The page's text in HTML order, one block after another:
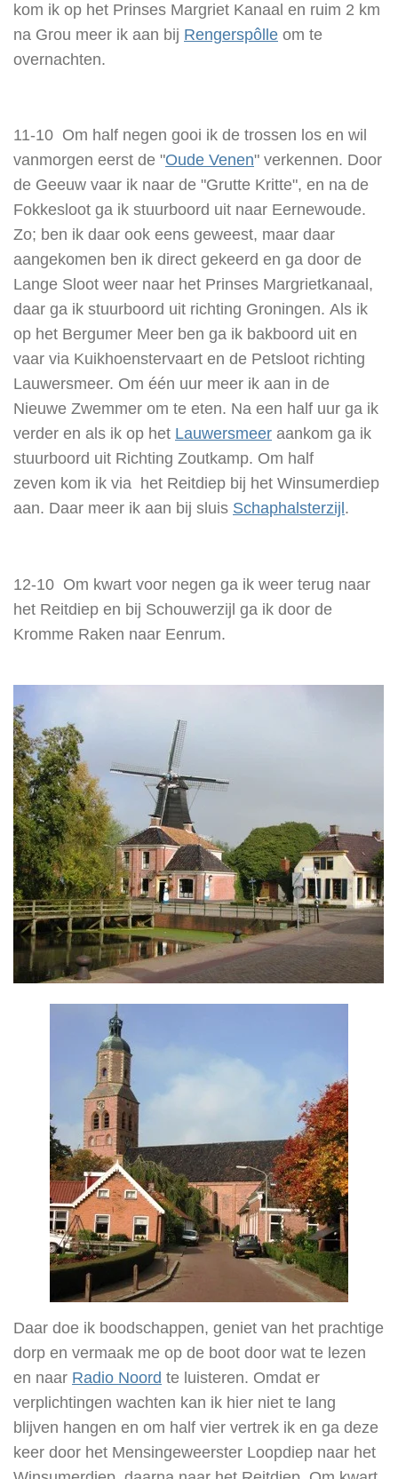
kom ik op het Prinses Margriet Kanaal en ruim 2 km
na Grou meer ik aan bij Rengerspôlle om te
overnachten.
11-10 Om half negen gooi ik de trossen los en wil
vanmorgen eerst de "Oude Venen" verkennen. Door
de Geeuw vaar ik naar de "Grutte Kritte", en na de
Fokkesloot ga ik stuurboord uit naar Eernewoude.
Zo; ben ik daar ook eens geweest, maar daar
aangekomen ben ik direct gekeerd en ga door de
Lange Sloot weer naar het Prinses Margrietkanaal,
daar ga ik stuurboord uit richting Groningen. Als ik
op het Bergumer Meer ben ga ik bakboord uit en
vaar via Kuikhoenstervaart en de Petsloot richting
Lauwersmeer. Om één uur meer ik aan in de
Nieuwe Zwemmer om te eten. Na een half uur ga ik
verder en als ik op het Lauwersmeer aankom ga ik
stuurboord uit Richting Zoutkamp. Om half
zeven kom ik via het Reitdiep bij het Winsumerdiep
aan. Daar meer ik aan bij sluis Schaphalsterzijl .
12-10 Om kwart voor negen ga ik weer terug naar
het Reitdiep en bij Schouwerzijl ga ik door de
Kromme Raken naar Eenrum.
Daar doe ik boodschappen, geniet van het prachtige
dorp en vermaak me op de boot door wat te lezen
en naar Radio Noord te luisteren. Omdat er
verplichtingen wachten kan ik hier niet te lang
blijven hangen en om half vier vertrek ik en ga deze
keer door het Mensingeweerster Loopdiep naar het